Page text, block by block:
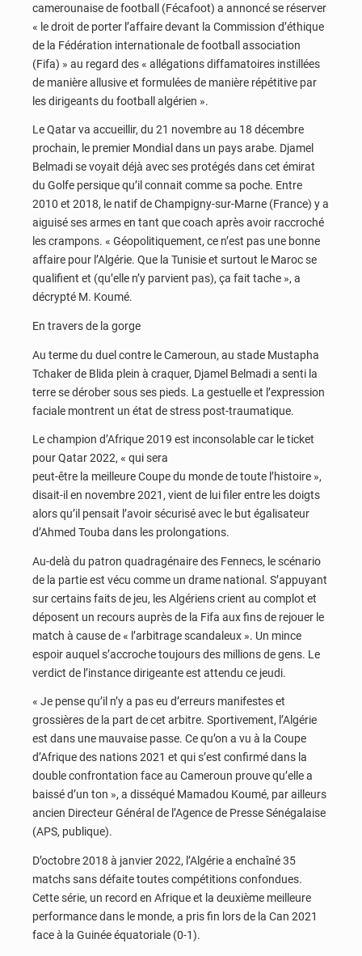
camerounaise de football (Fécafoot) a annoncé se réserver
« le droit de porter l’affaire devant la Commission d’éthique
de la Fédération internationale de football association
(Fifa) » au regard des « allégations diffamatoires instillées
de manière allusive et formulées de manière répétitive par
les dirigeants du football algérien ».
Le Qatar va accueillir, du 21 novembre au 18 décembre
prochain, le premier Mondial dans un pays arabe. Djamel
Belmadi se voyait déjà avec ses protégés dans cet émirat
du Golfe persique qu’il connait comme sa poche. Entre
2010 et 2018, le natif de Champigny-sur-Marne (France) y a
aiguisé ses armes en tant que coach après avoir raccroché
les crampons. « Géopolitiquement, ce n’est pas une bonne
affaire pour l’Algérie. Que la Tunisie et surtout le Maroc se
qualifient et (qu’elle n’y parvient pas), ça fait tache », a
décrypté M. Koumé.
En travers de la gorge
Au terme du duel contre le Cameroun, au stade Mustapha
Tchaker de Blida plein à craquer, Djamel Belmadi a senti la
terre se dérober sous ses pieds. La gestuelle et l’expression
faciale montrent un état de stress post-traumatique.
Le champion d’Afrique 2019 est inconsolable car le ticket
pour Qatar 2022, « qui sera
peut-être la meilleure Coupe du monde de toute l’histoire »,
disait-il en novembre 2021, vient de lui filer entre les doigts
alors qu’il pensait l’avoir sécurisé avec le but égalisateur
d’Ahmed Touba dans les prolongations.
Au-delà du patron quadragénaire des Fennecs, le scénario
de la partie est vécu comme un drame national. S’appuyant
sur certains faits de jeu, les Algériens crient au complot et
déposent un recours auprès de la Fifa aux fins de rejouer le
match à cause de « l’arbitrage scandaleux ». Un mince
espoir auquel s’accroche toujours des millions de gens. Le
verdict de l’instance dirigeante est attendu ce jeudi.
« Je pense qu’il n’y a pas eu d’erreurs manifestes et
grossières de la part de cet arbitre. Sportivement, l’Algérie
est dans une mauvaise passe. Ce qu’on a vu à la Coupe
d’Afrique des nations 2021 et qui s’est confirmé dans la
double confrontation face au Cameroun prouve qu’elle a
baissé d’un ton », a disséqué Mamadou Koumé, par ailleurs
ancien Directeur Général de l’Agence de Presse Sénégalaise
(APS, publique).
D’octobre 2018 à janvier 2022, l’Algérie a enchaîné 35
matchs sans défaite toutes compétitions confondues.
Cette série, un record en Afrique et la deuxième meilleure
performance dans le monde, a pris fin lors de la Can 2021
face à la Guinée équatoriale (0-1).